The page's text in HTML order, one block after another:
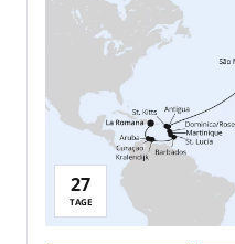
Reisedauer:
27
TAGE